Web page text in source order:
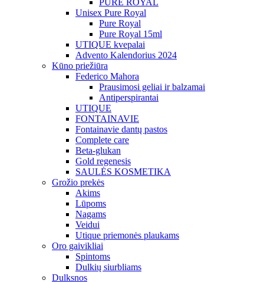
Unisex Pure Royal
Pure Royal
Pure Royal 15ml
UTIQUE kvepalai
Advento Kalendorius 2024
Kūno priežiūra
Federico Mahora
Prausimosi geliai ir balzamai
Antiperspirantai
UTIQUE
FONTAINAVIE
Fontainavie dantų pastos
Complete care
Beta-glukan
Gold regenesis
SAULĖS KOSMETIKA
Grožio prekės
Akims
Lūpoms
Nagams
Veidui
Utique priemonės plaukams
Oro gaivikliai
Spintoms
Dulkių siurbliams
Dulksnos